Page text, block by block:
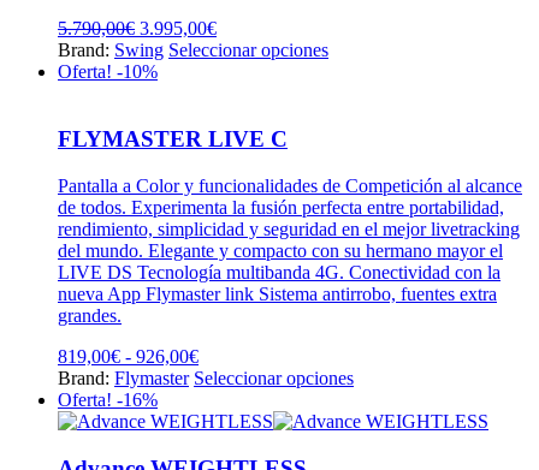
5.790,00€ El
precio
original
3.995,00€El
precio
Brand: Swing Seleccionar opcionesEste
opciones
se
pueden
elegir
en
la
página
Oferta! -10%
FLYMASTER LIVE C
Pantalla a Color y funcionalidades de Competición al alcance
de todos. Experimenta la fusión perfecta entre portabilidad,
rendimiento, simplicidad y seguridad en el mejor livetracking
del mundo. Elegante y compacto con su hermano mayor el
LIVE DS Tecnología multibanda 4G. Conectividad con la
nueva App Flymaster link Sistema antirrobo, fuentes extra
grandes.
819,00€ - 926,00€Rango
de
desde
hasta
Brand: Flymaster Seleccionar opcionesEste
tiene
Oferta! -16%